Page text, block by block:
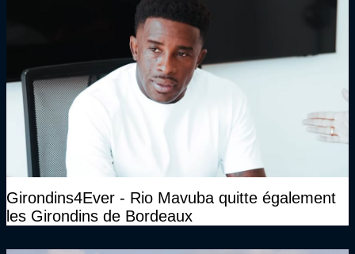
Girondins4Ever - Rio Mavuba quitte également
les Girondins de Bordeaux